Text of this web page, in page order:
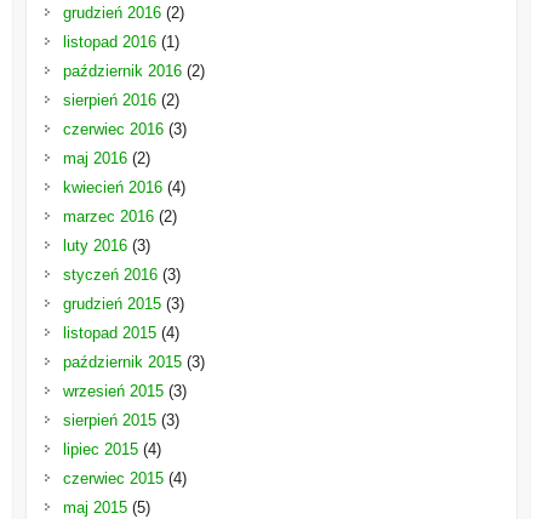
grudzień 2016(2)
listopad 2016(1)
październik 2016(2)
sierpień 2016(2)
czerwiec 2016(3)
maj 2016(2)
kwiecień 2016(4)
marzec 2016(2)
luty 2016(3)
styczeń 2016(3)
grudzień 2015(3)
listopad 2015(4)
październik 2015(3)
wrzesień 2015(3)
sierpień 2015(3)
lipiec 2015(4)
czerwiec 2015(4)
maj 2015(5)